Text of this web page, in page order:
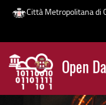
Salta
contenuto
principale
Città Metropolitana di
Open
News